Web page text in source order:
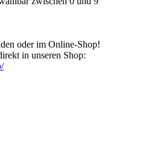
oder im Online-Shop!
in unseren Shop: